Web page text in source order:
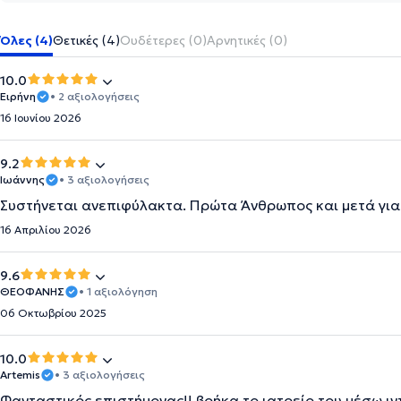
Όλες (4)Θετικές (4)Ουδέτερες (0)Αρνητικές (0)
10.0
Ειρήνη
• 2 αξιολογήσεις
16 Ιουνίου 2026
9.2
Ιωάννης • 3 αξιολογήσεις
Συστήνεται ανεπιφύλακτα. Πρώτα Άνθρωπος και μετά
16 Απριλίου 2026
9.6
ΘΕΟΦΑΝΗΣ
• 1 αξιολόγηση
06 Οκτωβρίου 2025
10.0
Artemis • 3 αξιολογήσεις